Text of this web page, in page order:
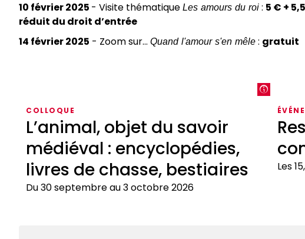
10 février 2025 - Visite thématiqueLes amours du roi: 5 € +
réduit du droit d’entrée
14 février 2025 - Zoom sur... Quand l'amour s'en mêle: gratuit
L’animal, objet du savoir
médiéval : encyclopédies,
livres de chasse, bestiaires
Du 30 septembre au 3 octobre 2026
COLLOQUE
Les